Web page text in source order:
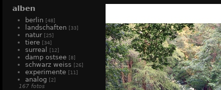
alben
berlin [48]
landschaften [33]
natur [25]
tiere [34]
surreal [12]
damp ostsee [8]
schwarz weiss [26]
experimente [11]
analog [2]
167 fotos